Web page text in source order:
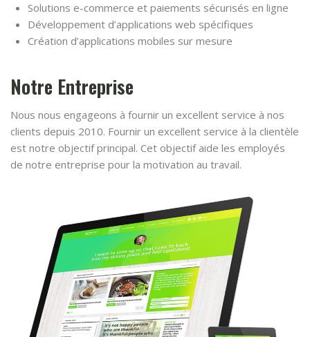
Solutions e-commerce et paiements sécurisés en ligne
Développement d’applications web spécifiques
Création d’applications mobiles sur mesure
Notre Entreprise
Nous nous engageons à fournir un excellent service à nos
clients depuis 2010. Fournir un excellent service à la clientèle
est notre objectif principal. Cet objectif aide les employés
de notre entreprise pour la motivation au travail.